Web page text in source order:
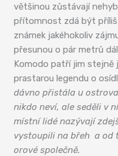
většinou zůstávají
přítomnost zdá být
známek jakéhokoliv
přesunou o pár metrů
Komodo patří jim stejně
prastarou legendu o
dávno přistála u
nikdo neví, ale seděli v
místní lidé nazývají
vystoupili na břeh a od
orové společně.